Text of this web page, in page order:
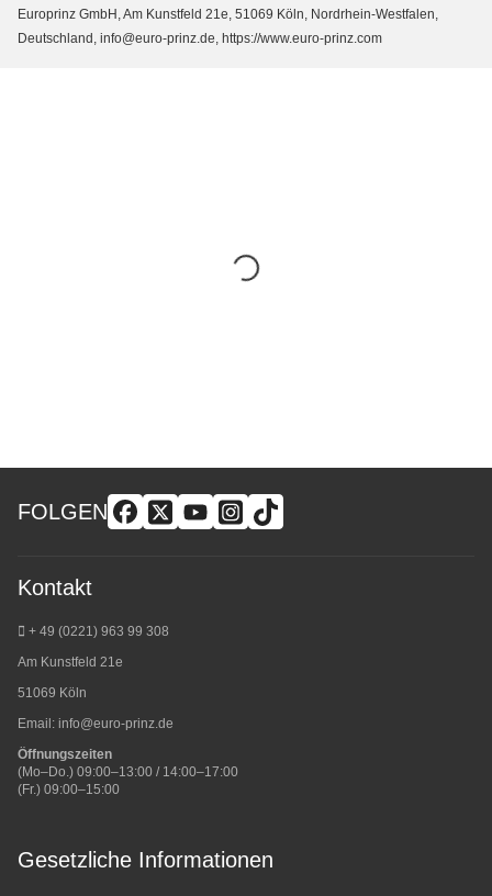
Europrinz GmbH, Am Kunstfeld 21e, 51069 Köln, Nordrhein-Westfalen,
Deutschland, info@euro-prinz.de, https://www.euro-prinz.com
FOLGEN
Kontakt
+ 49 (0221) 963 99 308
Am Kunstfeld 21e
51069 Köln
Email: info@euro-prinz.de
Öffnungszeiten
(Mo–Do.) 09:00–13:00 / 14:00–17:00
(Fr.) 09:00–15:00
Gesetzliche Informationen